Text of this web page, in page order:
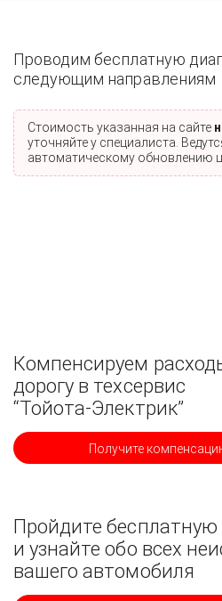
Проводим бесплатную
следующим направлениям
Стоимость указанная на сайте
уточняйте у специалиста.
автоматическому обновлению
Компенсируем
дорогу в техсервис
“Тойота-Электрик”
Получите
Пройдите бесплатную
и узнайте обо всех
вашего автомобиля